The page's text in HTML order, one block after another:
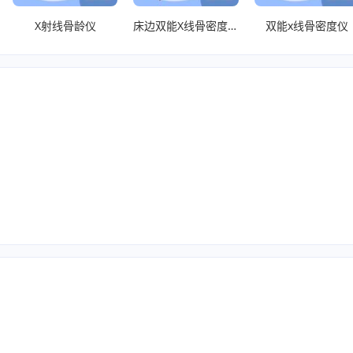
X射线骨龄仪 床边双能X线骨密度仪 双能x线骨密度仪